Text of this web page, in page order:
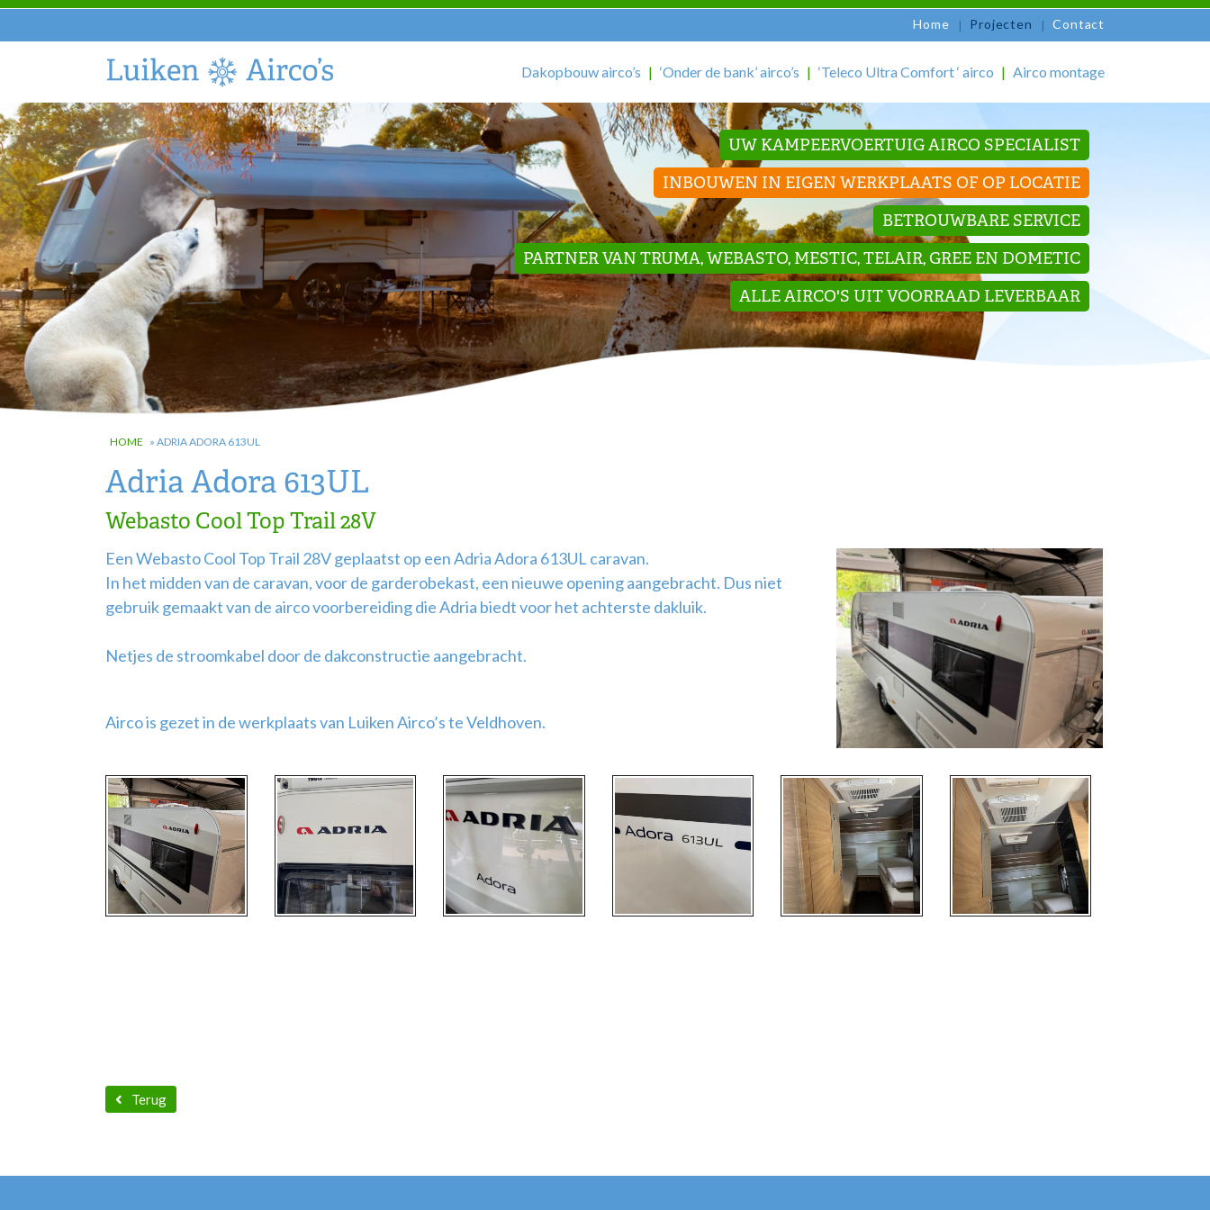
Home Projecten Contact
Dakopbouw airco’s ‘Onder de bank’ airco’s ‘Teleco Ultra Comfort ‘ airco Airco montage
UW KAMPEERVOERTUIG AIRCO SPECIALIST
INBOUWEN IN EIGEN WERKPLAATS OF OP LOCATIE
BETROUWBARE SERVICE
PARTNER VAN TRUMA, WEBASTO, MESTIC, TELAIR, GREE EN DOMETIC
ALLE AIRCO'S UIT VOORRAAD LEVERBAAR
HOME » ADRIA ADORA 613UL
Adria Adora 613UL
Webasto Cool Top Trail 28V
Een Webasto Cool Top Trail 28V geplaatst op een Adria Adora 613UL caravan.
In het midden van de caravan, voor de garderobekast, een nieuwe opening aangebracht. Dus niet
gebruik gemaakt van de airco voorbereiding die Adria biedt voor het achterste dakluik.
Netjes de stroomkabel door de dakconstructie aangebracht.
Airco is gezet in de werkplaats van Luiken Airco’s te Veldhoven.
Terug